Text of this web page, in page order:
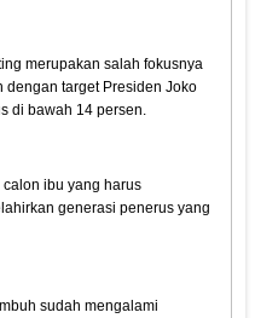
merupakan salah fokusnya
dengan target Presiden Joko
di bawah 14 persen.
ibu yang harus
generasi penerus yang
sudah mengalami